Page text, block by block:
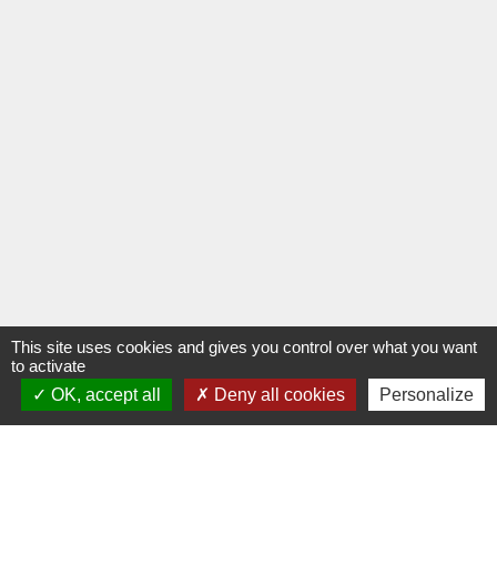
This site uses cookies and gives you control over what you want
to activate
OK, accept all
Deny all cookies Personalize